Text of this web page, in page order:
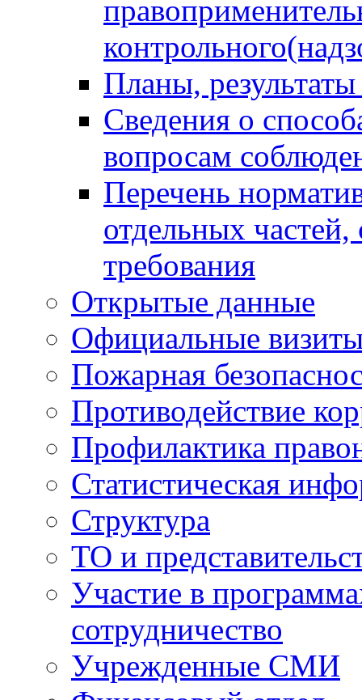
Планы,
Сведения о
вопросам
Перечень
отдельных
требования
Открытые данные
Официальные
Пожарная
Противодействие
Профилактика
Статистическая
Структура
ТО и
Участие в
сотрудничество
Учрежденные СМИ